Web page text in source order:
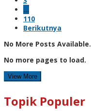
…
110
Berikutnya
No More Posts Available.
No more pages to load.
View More
Topik Populer